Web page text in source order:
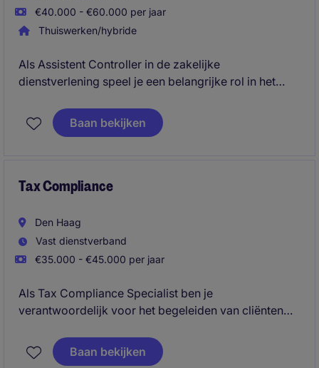
€40.000 - €60.000 per jaar
Thuiswerken/hybride
Als Assistent Controller in de zakelijke
dienstverlening speel je een belangrijke rol in het
voor een nauwkeurige administratie en helpt bij het
opstellen van rapportages en analyses.
Baan bekijken
Tax Compliance
Den Haag
Vast dienstverband
€35.000 - €45.000 per jaar
Als Tax Compliance Specialist ben je
verantwoordelijk voor het begeleiden van cliënten
bewaken van belangrijke deadlines. Je analyseert
fiscale risico's, ondersteunt bij compliance-
Baan bekijken